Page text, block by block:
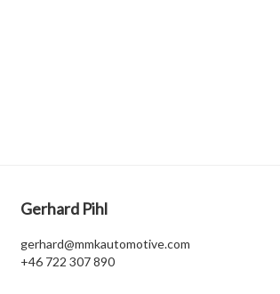
Gerhard Pihl
gerhard@mmkautomotive.com
+46 722 307 890